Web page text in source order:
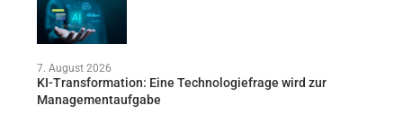
7. August 2026
KI-Transformation: Eine Technologiefrage wird zur
Managementaufgabe